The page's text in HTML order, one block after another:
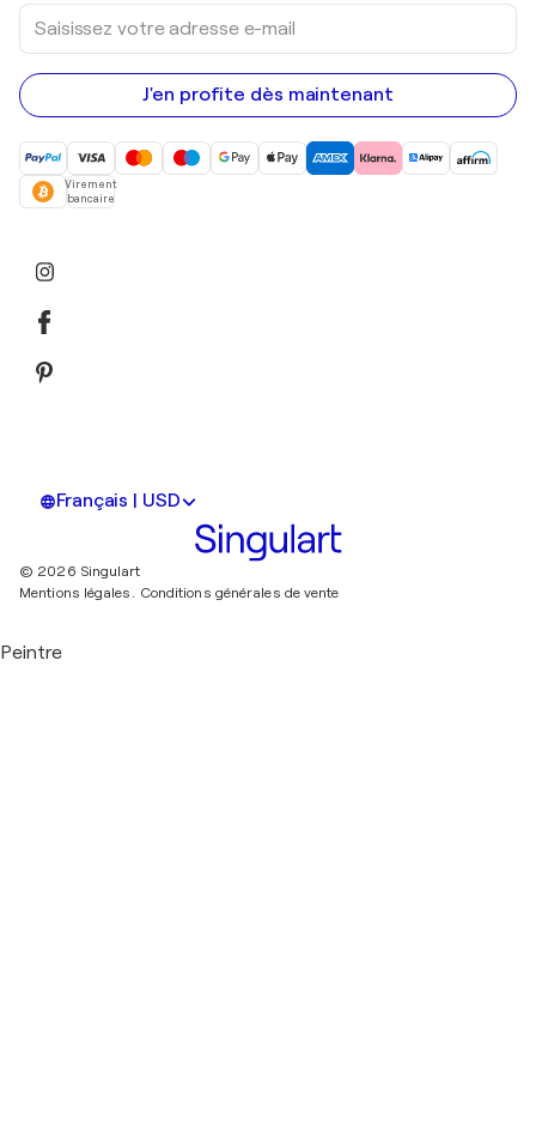
Saisissez
votre
adresse
e-
mail
J'en profite dès maintenant
Virement
bancaire
Français | USD
© 2026 Singulart
Mentions légales. Conditions générales de vente
Peintre